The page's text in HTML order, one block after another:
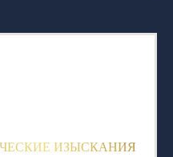
ИЗЫСКАНИЯ